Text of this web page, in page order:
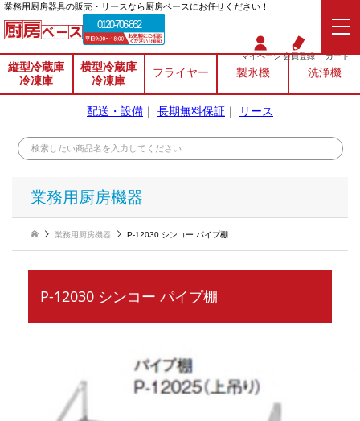
業務⽤厨房器具の販売・リースなら厨房ベースにお任せください！
0120-706-862
マイページ会員登録 カート
縦型冷蔵庫
冷凍庫
横型冷蔵庫
冷凍庫
フライヤー 製氷機 洗浄機
配送・設備 ｜ 長期無料保証 ｜ リース
業務用厨房機器
業務用厨房機器 P-12030 シンコー パイプ棚
P-12030 シンコー パイプ棚